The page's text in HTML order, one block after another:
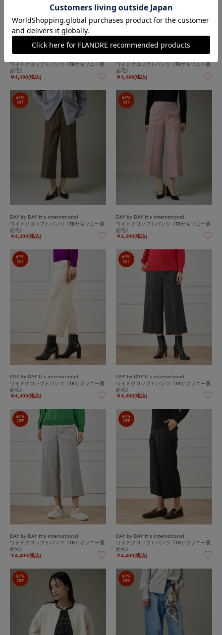
ワイドクロップトパンツ《TRサキソニー裏
起毛》
￥4,400(税込)
ワイドクロップトパンツ《TRサキソニー裏
起毛》
￥4,400(税込)
60%
OFF
DAY by DAY It's international
ワイドクロップトパンツ《TRサキソニー裏
起毛》
￥4,400(税込)
60%
OFF
DAY by DAY It's international
ワイドクロップトパンツ《TRサキソニー裏
起毛》
￥4,400(税込)
60%
OFF
DAY by DAY It's international
ワイドクロップトパンツ《TRサキソニー裏
起毛》
￥4,400(税込)
60%
OFF
DAY by DAY It's international
ワイドクロップトパンツ《TRサキソニー裏
起毛》
￥4,400(税込)
60%
OFF
DAY by DAY It's international
ワイドクロップトパンツ《TRサキソニー裏
起毛》
￥4,400(税込)
60%
OFF
DAY by DAY It's international
ワイドクロップトパンツ《TRサキソニー裏
起毛》
￥4,400(税込)
60%
OFF
60%
OFF